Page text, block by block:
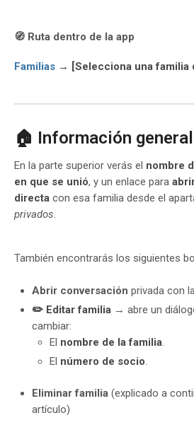
🧭 Ruta dentro de la app
Familias → [Selecciona una familia
🏠 Información
En la parte superior verás el nombre
en que se unió, y un enlace para
directa con esa familia desde el
privados
También encontrarás los siguientes
Abrir conversación privada con
✏️ Editar familia → abre un
cambiar:
El nombre de la familia
El número de socio
Eliminar familia (explicado a
artículo)